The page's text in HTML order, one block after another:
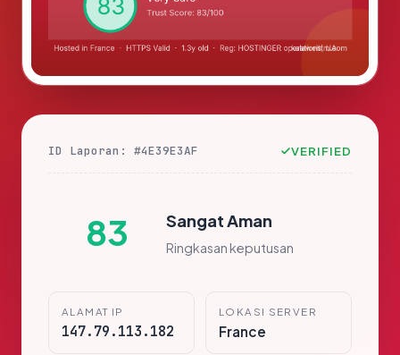
ID Laporan: #4E39E3AF VERIFIED
83 Sangat Aman
Ringkasan keputusan
ALAMAT IP
147.79.113.182
LOKASI SERVER
France